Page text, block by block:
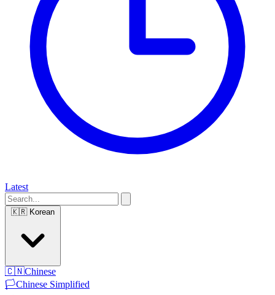
Latest
🇰🇷 Korean
🇨🇳Chinese
🏳️Chinese Simplified